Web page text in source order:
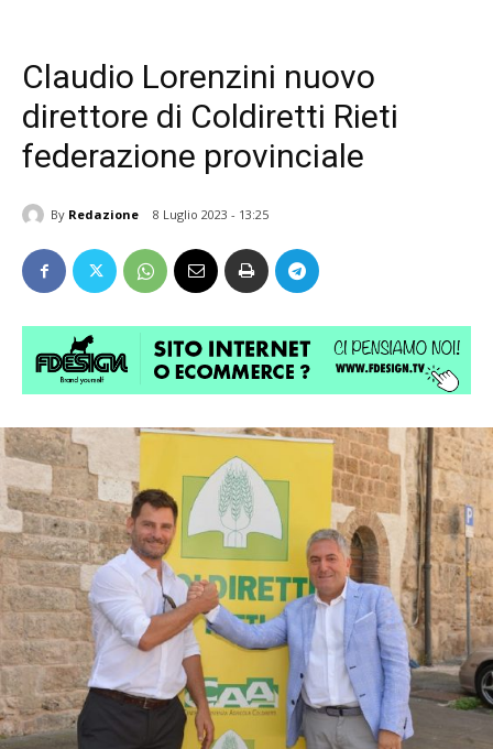
Claudio Lorenzini nuovo
direttore di Coldiretti Rieti
federazione provinciale
By Redazione 8 Luglio 2023 - 13:25